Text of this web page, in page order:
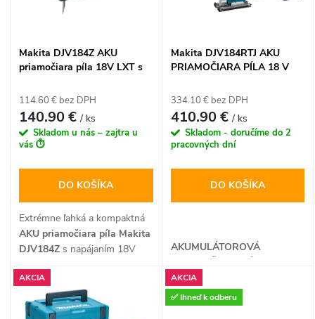
e
p
o
d
u
k
s
p
o
u
k
t
Makita DJV184Z AKU
priamočiara píla 18V LXT s
batérie)
114.60 € bez DPH
140.90 €/ ks
Skladom u nás – zajtra u
vás ⏱️
DO KOŠÍKA
Extrémne ľahká a kompaktná
AKU priamočiara píla Makita
DJV184Z s napájaním 18V
na vyrezávanie výklenkov,
oblúkov a presných otvorov
do dreva, plastu aj kovov. Je
Makita DJV184RTJ AKU
PRIAMOČIARA PÍLA 18 V
334.10 € bez DPH
410.90 €/ ks
Skladom - doručíme do 2
pracovných dní
DO KOŠÍKA
AKUMULÁTOROVÁ
AKCIA
AKCIA
✅ Ihneď k odberu